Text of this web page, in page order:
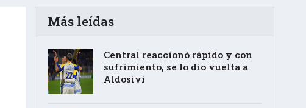
Más leídas
Central reaccionó rápido y con
sufrimiento, se lo dio vuelta a
Aldosivi